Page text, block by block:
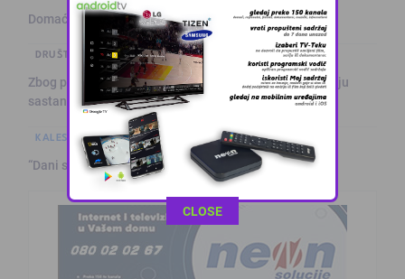
Domaćinu pripao tradicionalni „Slogin turnir“
DRUŠTVO I POLITIKA
Zbog problema u vodosnabdijevanju građani organizuju
sastanak
KALESIJSKE TEME
“Dani sporta” u Raincima Gornjim
This popup will close in:
CLOSE